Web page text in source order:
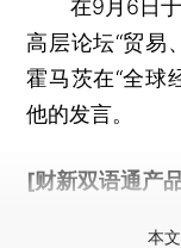
在9月6日于
高层论坛“贸易
霍马茨在“全球
他的发言。
[财新双语通产
本